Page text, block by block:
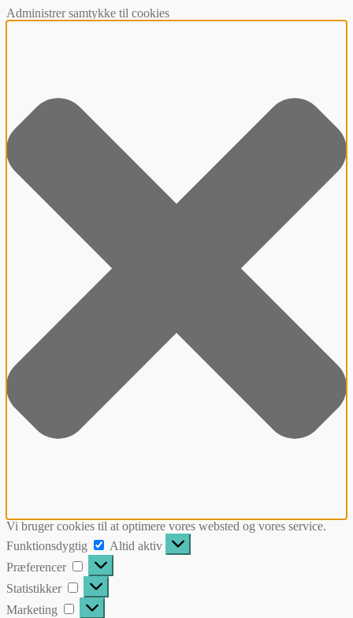
Administrer samtykke til cookies
Vi bruger cookies til at optimere vores websted og vores service.
Funktionsdygtig
Funktionsdygtig
Altid aktiv
Præferencer
Præferencer
Statistikker Statistikker
Marketing Marketing